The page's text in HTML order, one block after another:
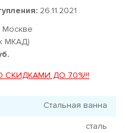
26.11.2021
Москве
МКАД)
ДО 70%!!!
Стальная ванна
сталь